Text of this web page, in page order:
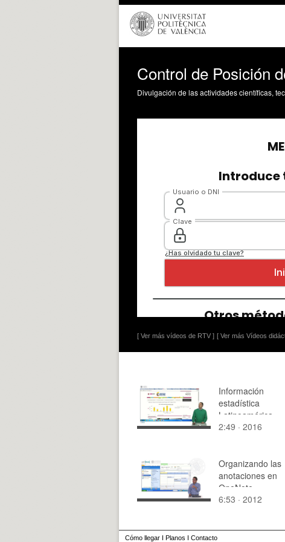
Control de Posición
Divulgación de las actividades científicas,
[ Ver más vídeos de RTV ] [ Ver más Vídeos
Información
estadística
Latinoamérica
2:49 · 2016
Organizando las
anotaciones en
OneNote
6:53 · 2012
Cómo llegar I Planos I Contacto